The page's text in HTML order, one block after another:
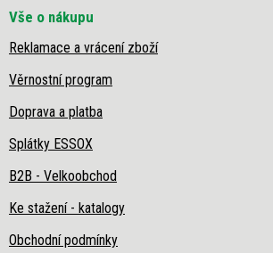
Vše o nákupu
Reklamace a vrácení zboží
Věrnostní program
Doprava a platba
Splátky ESSOX
B2B - Velkoobchod
Ke stažení - katalogy
Obchodní podmínky